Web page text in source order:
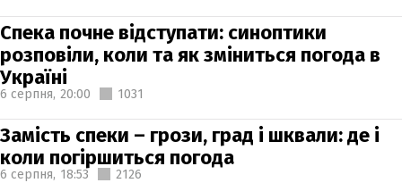
Спека почне відступати: синоптики
розповіли, коли та як зміниться погода в
Україні
6 серпня, 20:00 1031
Замість спеки – грози, град і шквали: де і
коли погіршиться погода
6 серпня, 18:53 2126